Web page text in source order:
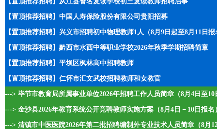
【置顶推荐招聘】中国人寿保险股份有限公司贵阳招募
【置顶推荐招聘】兴义市招聘初中物理教师1人（8月9日起至8月11日报
【置顶推荐招聘】黔西市水西中等职业学校2026年秋季学期招聘简章
【置顶推荐招聘】平坝区枫林高中招聘教师
【置顶推荐招聘】仁怀市汇文武校招聘教师和女教官
---> 毕节市教育局所属事业单位2026年招聘工作人员简章（8月4日至10
---> 金沙县2026年教育系统公开竞聘教师实施方案（8月4日－10日报名
---> 清镇市中医医院2026年第二批招聘编制外专业技术人员简章（8月